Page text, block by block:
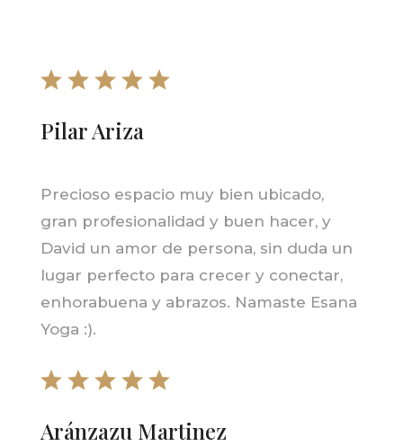
Pilar Ariza
Precioso espacio muy bien ubicado,
gran profesionalidad y buen hacer, y
David un amor de persona, sin duda un
lugar perfecto para crecer y conectar,
enhorabuena y abrazos. Namaste Esana
Yoga :).
Aránzazu Martinez